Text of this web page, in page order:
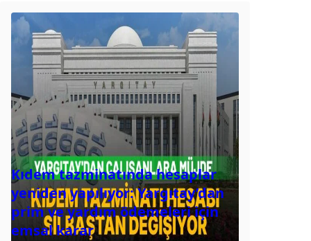
Kıdem tazminatında hesaplar
yeniden yapılıyor: Yargıtay’dan
prim ve yardım ödemeleri için
emsal karar